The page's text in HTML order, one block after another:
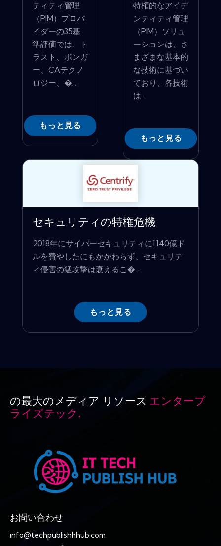
ティティ管理
（PIM）プロバ
イダーの35基
準評価では、ト
ラスト、ボンガ
ー、CAテクノ
ロジー、�...
もっと見る
特権的なアイデ
ンティティ管理
（PIM）ソリュ
ーションは、さ
まざまな基本的
な技術に基づい
ており、各技術
は...
もっと見る
セキュリティの特権危機
2018年にサイバーセキュリティに1140億ド
ルを費やしたにもかかわらず、セキュリテ
ィ侵害の猛攻撃は衰えるこ�...
もっと見る
の最大のメディア リソース エンタープ
ライズテック.
お問い合わせ
info@techpublishhhub.com